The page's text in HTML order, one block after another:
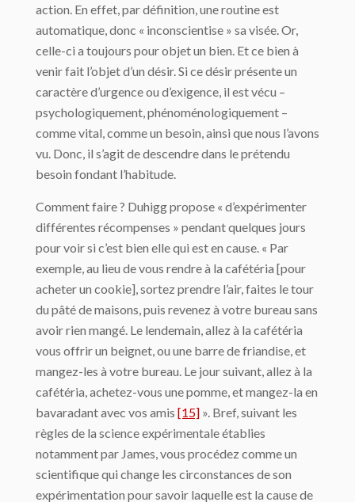
action. En effet, par définition, une routine est
automatique, donc « inconscientise » sa visée. Or,
celle-ci a toujours pour objet un bien. Et ce bien à
venir fait l’objet d’un désir. Si ce désir présente un
caractère d’urgence ou d’exigence, il est vécu –
psychologiquement, phénoménologiquement –
comme vital, comme un besoin, ainsi que nous l’avons
vu. Donc, il s’agit de descendre dans le prétendu
besoin fondant l’habitude.
Comment faire ? Duhigg propose « d’expérimenter
différentes récompenses » pendant quelques jours
pour voir si c’est bien elle qui est en cause. « Par
exemple, au lieu de vous rendre à la cafétéria [pour
acheter un cookie], sortez prendre l’air, faites le tour
du pâté de maisons, puis revenez à votre bureau sans
avoir rien mangé. Le lendemain, allez à la cafétéria
vous offrir un beignet, ou une barre de friandise, et
mangez-les à votre bureau. Le jour suivant, allez à la
cafétéria, achetez-vous une pomme, et mangez-la en
bavaradant avec vos amis [15] ». Bref, suivant les
règles de la science expérimentale établies
notamment par James, vous procédez comme un
scientifique qui change les circonstances de son
expérimentation pour savoir laquelle est la cause de